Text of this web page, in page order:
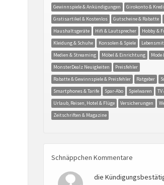
Gewinnspiele & Ankündigungen
Girokonto &
Gratisartikel & Kostenlos
Gutscheine & Rabatte
Haushaltsgeräte
Hifi & Lautsprecher Hobby &
Kleidung & Schuhe
Konsolen & Spiele
Medien & Streaming
Möbel & Einrichtung
Mode
MonsterDealz Neuigkeiten
Preisfehler
Rabatte & Gewinnspiele & Preisfehler
Ratgeber
Smartphones & Tarife
Spar-Abo Spielwaren
TV
Urlaub, Reisen, Hotel & Flüge
Versicherungen
Zeitschriften & Magazine
Schnäppchen Kommentare
die